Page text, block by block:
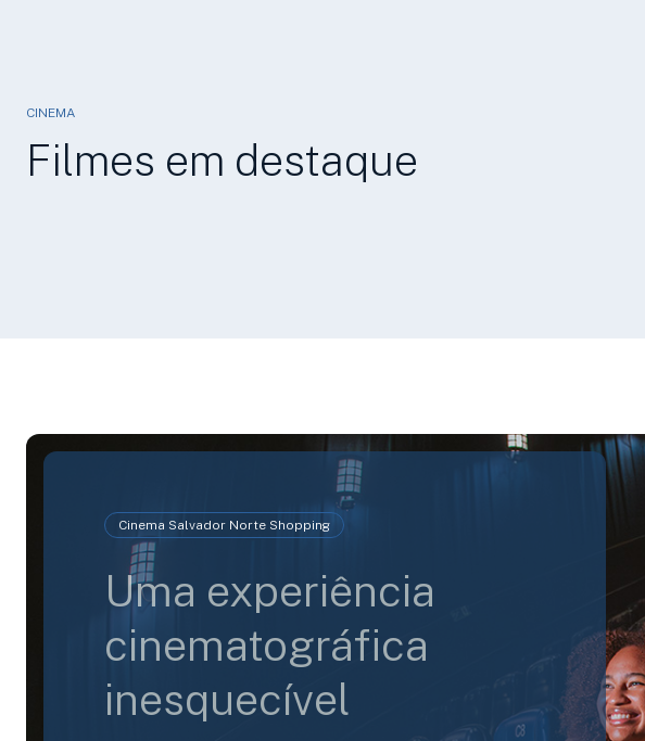
CINEMA
Filmes em destaque
Cinema Salvador Norte Shopping
Uma experiência
cinematográfica
inesquecível